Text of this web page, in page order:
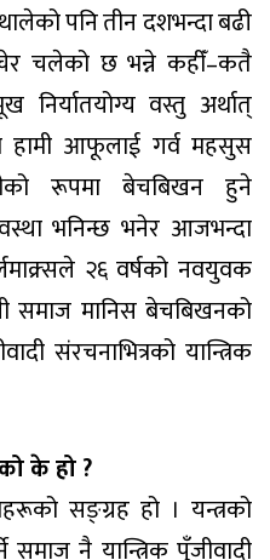
पनि तीन दशभन्दा बढी
चलेको छ भन्ने कहीँ–कतै
वस्तु अर्थात्
हामी आफूलाई गर्व महसुस
रूपमा बेचबिखन हुने
भनिन्छ भनेर आजभन्दा
२६ वर्षको नवयुवक
मानिस बेचबिखनको
संरचनाभित्रको यान्त्रिक
के हो ?
सङ्ग्रह हो । यन्त्रको
समाज नै यान्त्रिक पुँजीवादी